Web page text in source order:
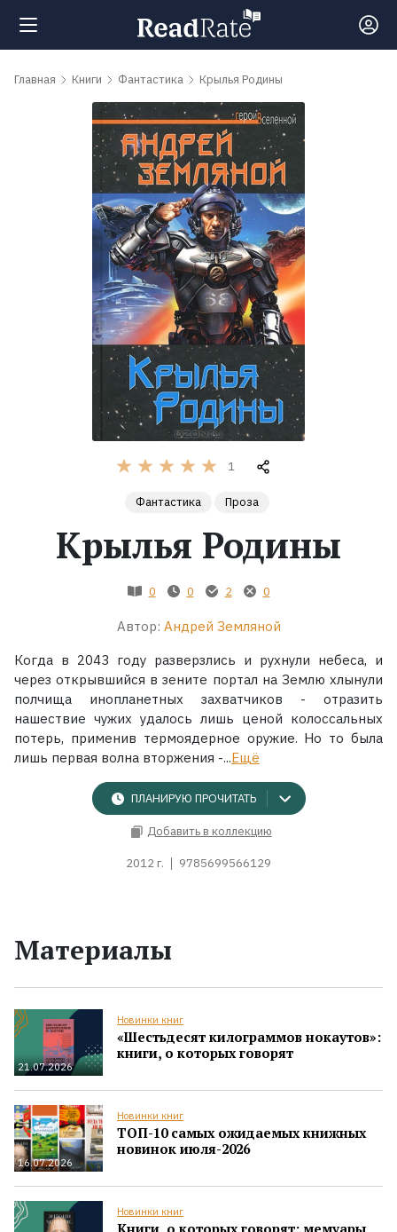
Поиск
Рейтинги
обсуждаемые
Экранизации
Главная Книги Фантастика Крылья Родины
1
Фантастика Проза
Крылья Родины
0 0 2 0
Автор: Андрей Земляной
Когда в 2043 году разверзлись и рухнули небеса, и
через открывшийся в зените портал на Землю хлынули
полчища инопланетных захватчиков - отразить
нашествие чужих удалось лишь ценой колоссальных
потерь, применив термоядерное оружие. Но то была
лишь первая волна вторжения -...Ещё
ПЛАНИРУЮ ПРОЧИТАТЬ
Добавить в коллекцию
2012 г. 9785699566129
Материалы
21.07.2026
Новинки книг
«Шестьдесят килограммов нокаутов»:
книги, о которых говорят
16.07.2026
Новинки книг
ТОП-10 самых ожидаемых книжных
новинок июля-2026
Новинки книг
Книги, о которых говорят: мемуары